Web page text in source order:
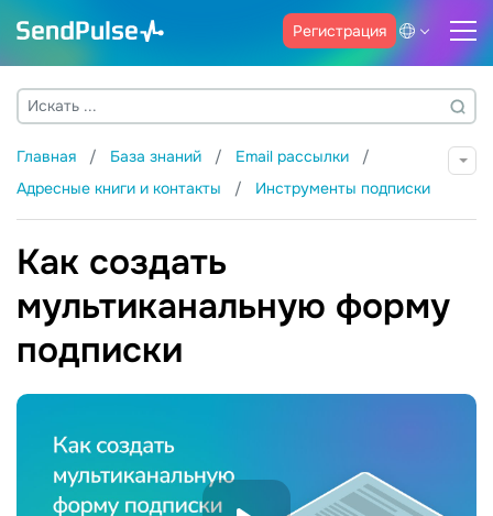
Регистрация
Главная База знаний
Email рассылки
Адресные книги и контакты
Инструменты подписки
Как создать
мультиканальную форму
подписки